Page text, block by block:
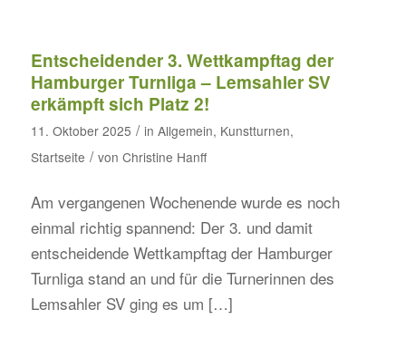
Entscheidender 3. Wettkampftag der
Hamburger Turnliga – Lemsahler SV
erkämpft sich Platz 2!
11. Oktober 2025 / in Allgemein, Kunstturnen,
Startseite / von Christine Hanff
Am vergangenen Wochenende wurde es noch
einmal richtig spannend: Der 3. und damit
entscheidende Wettkampftag der Hamburger
Turnliga stand an und für die Turnerinnen des
Lemsahler SV ging es um […]